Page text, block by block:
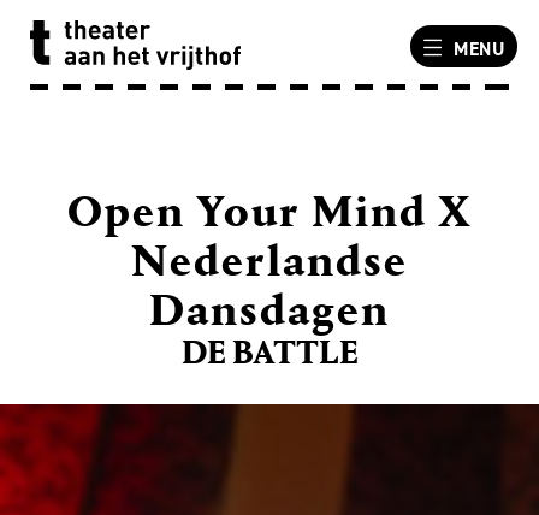
MENU
DE BATTLE
Open Your Mind X
Nederlandse
Dansdagen